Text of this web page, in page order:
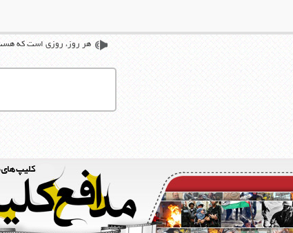
هر روز، روزي است كه